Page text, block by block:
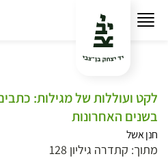
לקט ועוללות של מגילות:
בשנים האחרונות
חנן אשל
מתוך: קתדרה גיליון 128